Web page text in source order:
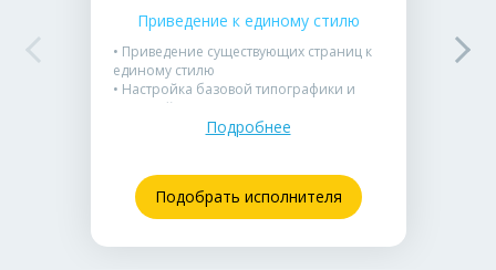
Приведение к единому стилю
• Приведение существующих страниц к
единому стилю
• Настройка базовой типографики и
цветовой палитры
• Подходит для внутренних отчетов и
Подробнее
Подобрать исполнителя